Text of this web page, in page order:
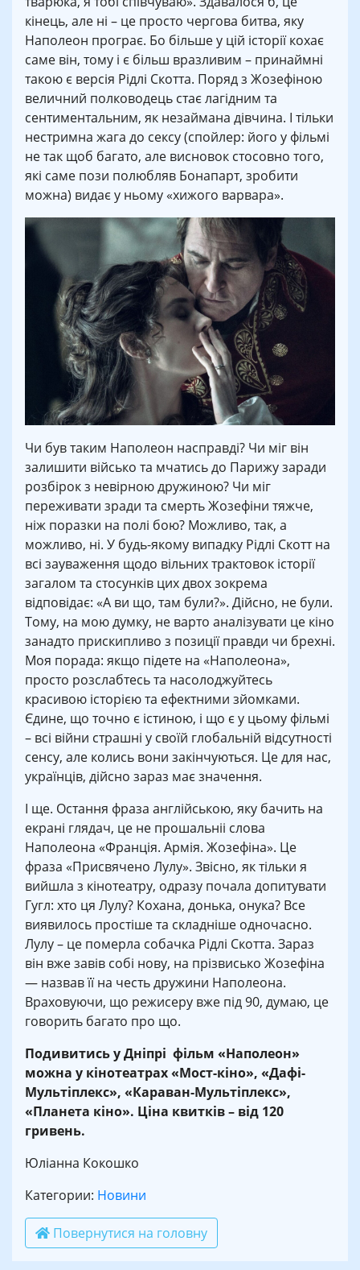
кінець, але ні – це просто чергова битва, яку
Наполеон програє. Бо більше у цій історії кохає
саме він, тому і є більш вразливим – принаймні
такою є версія Рідлі Скотта. Поряд з Жозефіною
величний полководець стає лагідним та
сентиментальним, як незаймана дівчина. І тільки
нестримна жага до сексу (спойлер: його у фільмі
не так щоб багато, але висновок стосовно того,
які саме пози полюбляв Бонапарт, зробити
можна) видає у ньому «хижого варвара».
Чи був таким Наполеон насправді? Чи міг він
залишити військо та мчатись до Парижу заради
розбірок з невірною дружиною? Чи міг
переживати зради та смерть Жозефіни тяжче,
ніж поразки на полі бою? Можливо, так, а
можливо, ні. У будь-якому випадку Рідлі Скотт на
всі зауваження щодо вільних трактовок історії
загалом та стосунків цих двох зокрема
відповідає: «А ви що, там були?». Дійсно, не були.
Тому, на мою думку, не варто аналізувати це кіно
занадто прискипливо з позиції правди чи брехні.
Моя порада: якщо підете на «Наполеона»,
просто розслабтесь та насолоджуйтесь
красивою історією та ефектними зйомками.
Єдине, що точно є істиною, і що є у цьому фільмі
– всі війни страшні у своїй глобальній відсутності
сенсу, але колись вони закінчуються. Це для нас,
українців, дійсно зараз має значення.
І ще. Остання фраза англійською, яку бачить на
екрані глядач, це не прошальніі слова
Наполеона «Франція. Армія. Жозефіна». Це
фраза «Присвячено Лулу». Звісно, як тільки я
вийшла з кінотеатру, одразу почала допитувати
Гугл: хто ця Лулу? Кохана, донька, онука? Все
виявилось простіше та складніше одночасно.
Лулу – це померла собачка Рідлі Скотта. Зараз
він вже завів собі нову, на прізвисько Жозефіна
— назвав її на честь дружини Наполеона.
Враховуючи, що режисеру вже під 90, думаю, це
говорить багато про що.
Подивитись у Дніпрі фільм «Наполеон»
можна у кінотеатрах «Мост-кіно», «Дафі-
Мультіплекс», «Караван-Мультіплекс»,
«Планета кіно». Ціна квитків – від 120
гривень.
Юліанна Кокошко
Категории: Новини
Повернутися на головну